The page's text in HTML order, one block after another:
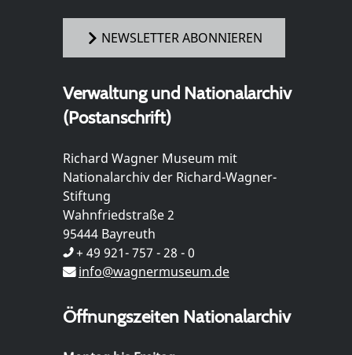
NEWSLETTER ABONNIEREN
Verwaltung und Nationalarchiv
(Postanschrift)
Richard Wagner Museum mit
Nationalarchiv der Richard-Wagner-
Stiftung
Wahnfriedstraße 2
95444 Bayreuth
+ 49 921- 757 - 28 - 0
info@wagnermuseum.de
Öffnungszeiten Nationalarchiv